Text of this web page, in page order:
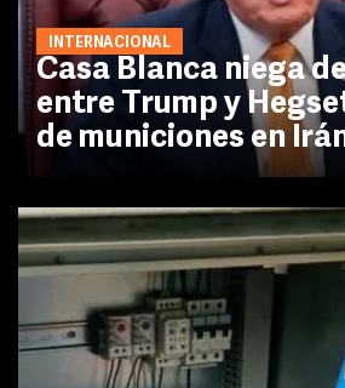
INTERNACIONAL
Casa Blanca niega
entre Trump y
de municiones en